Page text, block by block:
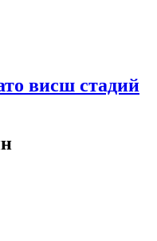
висш стадий